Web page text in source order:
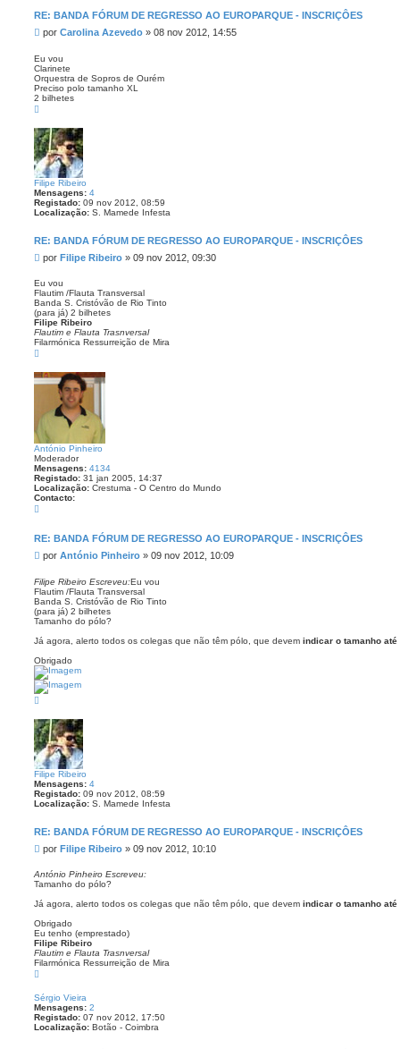
RE: BANDA FÓRUM DE REGRESSO AO EUROPARQUE - INSCRIÇÔES
M
n
s
a
g
por Carolina Azevedo » 08 nov 2012, 14:55
Eu vou
Clarinete
Orquestra de Sopros de Ourém
Preciso polo tamanho XL
2 bilhetes
p
o
Filipe Ribeiro
Mensagens: 4
Registado: 09 nov 2012, 08:59
Localização: S. Mamede Infesta
RE: BANDA FÓRUM DE REGRESSO AO EUROPARQUE - INSCRIÇÔES
M
n
s
a
g
e
m
por Filipe Ribeiro » 09 nov 2012, 09:30
Eu vou
Flautim /Flauta Transversal
Banda S. Cristóvão de Rio Tinto
(para já) 2 bilhetes
Filipe Ribeiro
Flautim e Flauta Trasnversal
Filarmónica Ressurreição de Mira
p
o
António Pinheiro
Moderador
Mensagens: 4134
Registado: 31 jan 2005, 14:37
Localização: Crestuma - O Centro do Mundo
Contacto:
t
c
A
n
t
ó
n
o
i
n
h
e
o
RE: BANDA FÓRUM DE REGRESSO AO EUROPARQUE - INSCRIÇÔES
M
n
s
a
g
m
por António Pinheiro » 09 nov 2012, 10:09
Filipe Ribeiro Escreveu:Eu vou
Flautim /Flauta Transversal
Banda S. Cristóvão de Rio Tinto
(para já) 2 bilhetes
Tamanho do pólo?
Já agora, alerto todos os colegas que não têm pólo, que devem indicar o tamanho
Obrigado
p
o
Filipe Ribeiro
Mensagens: 4
Registado: 09 nov 2012, 08:59
Localização: S. Mamede Infesta
RE: BANDA FÓRUM DE REGRESSO AO EUROPARQUE - INSCRIÇÔES
M
n
s
a
g
e
m
por Filipe Ribeiro » 09 nov 2012, 10:10
António Pinheiro Escreveu:
Tamanho do pólo?
Já agora, alerto todos os colegas que não têm pólo, que devem indicar o tamanho
Obrigado
Eu tenho (emprestado)
Filipe Ribeiro
Flautim e Flauta Trasnversal
Filarmónica Ressurreição de Mira
o
Sérgio Vieira
Mensagens: 2
Registado: 07 nov 2012, 17:50
Localização: Botão - Coimbra